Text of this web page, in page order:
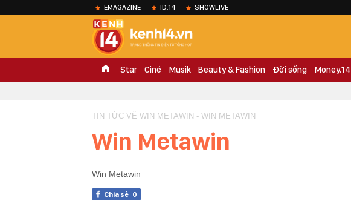
EMAGAZINE ID.14 SHOWLIVE
Star Ciné Musik Beauty & Fashion Đời sống Money.14
TIN TỨC VỀ WIN METAWIN - WIN METAWIN
Win Metawin
Win Metawin
Chia sẻ 0